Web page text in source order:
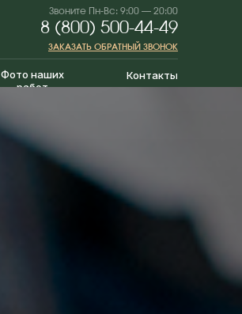
Контакты
Фото наших
работ
ЗАКАЗАТЬ ОБРАТНЫЙ ЗВОНОК
Звоните Пн-Вс: 9:00 — 20:00
8 (800) 500-44-49